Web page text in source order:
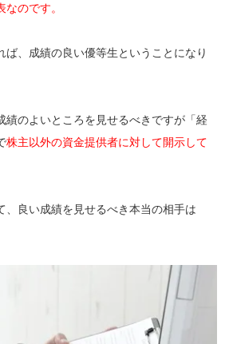
のです。
ば、成績の良い優等生ということになり
績のよいところを見せるべきですが「経
株主以外の資金提供者に対して開示して
、良い成績を見せるべき本当の相手は